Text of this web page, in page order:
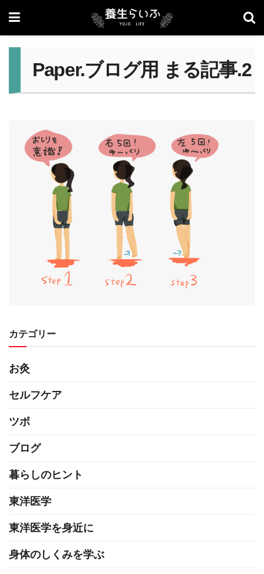
Paper.ブログ用 まる記事.2
カテゴリー
お灸
セルフケア
ツボ
ブログ
暮らしのヒント
東洋医学
東洋医学を身近に
身体のしくみを学ぶ